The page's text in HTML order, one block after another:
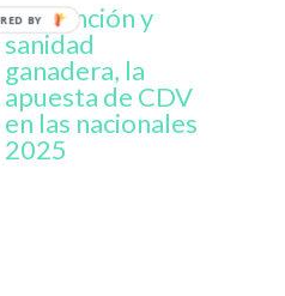
Prevención y
sanidad
ganadera, la
apuesta de CDV
en las nacionales
2025